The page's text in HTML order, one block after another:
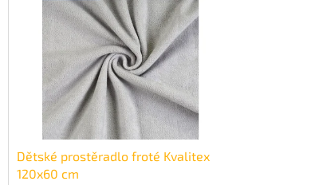
Dětské prostěradlo froté Kvalitex
120x60 cm